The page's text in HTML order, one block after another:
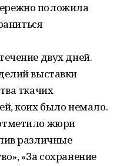
положила
двух дней.
выставки
ткачих
коих было немало.
жюри
различные
«За сохранение